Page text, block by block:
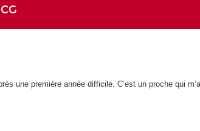
une première année difficile. C’est un proche qui